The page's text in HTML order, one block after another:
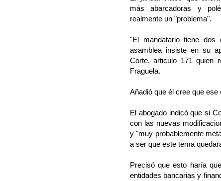
más abarcadoras y
realmente un "problema".
"El mandatario tiene dos
asamblea insiste en su
Corte, articulo 171 quien
Fraguela.
Añadió que él cree que
El abogado indicó que si
con las nuevas
y "muy probablemente
a ser que este tema
Precisó que esto haría
entidades bancarias y